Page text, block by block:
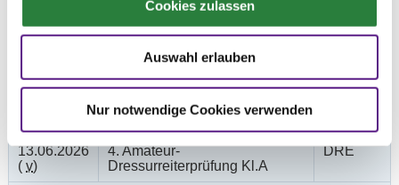
Cookies zulassen
Auswahl erlauben
Nur notwendige Cookies verwenden
(v)
3. Dressurpferdeprfg.Kl.L
200,00 €
1 2 3 4 5 LP
13.06.2026
( v)
4. Amateur-
Dressurreiterprüfung Kl.A
DRE